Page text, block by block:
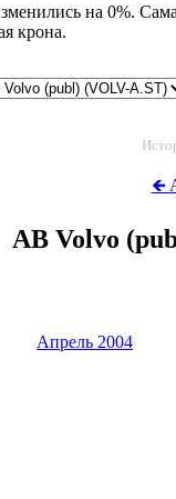
на 0%.
крона.
🡸
AB Volvo
Апрель 2004